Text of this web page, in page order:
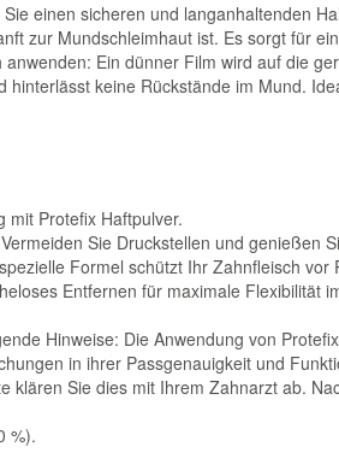
einen sicheren und langanhaltenden
zur Mundschleimhaut ist. Es sorgt für
Ein dünner Film wird auf die
hinterlässt keine Rückstände im Mund.
mit Protefix Haftpulver.
Sie Druckstellen und genießen
Formel schützt Ihr Zahnfleisch vor
Entfernen für maximale Flexibilität
Hinweise: Die Anwendung von
in ihrer Passgenauigkeit und
klären Sie dies mit Ihrem Zahnarzt ab.
%).